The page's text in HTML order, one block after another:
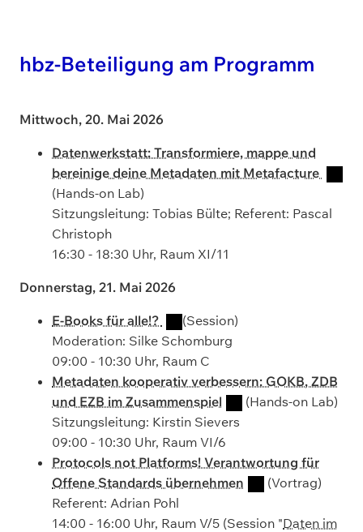
hbz-Beteiligung am Programm
Mittwoch, 20. Mai 2026
Datenwerkstatt: Transformiere, mappe und
bereinige deine Metadaten mit Metafacture
(Hands-on Lab)
Sitzungsleitung: Tobias Bülte; Referent: Pascal
Christoph
16:30 - 18:30 Uhr, Raum XI/11
Donnerstag, 21. Mai 2026
E-Books für alle!?
(Session)
Moderation: Silke Schomburg
09:00 - 10:30 Uhr, Raum C
Metadaten kooperativ verbessern: GOKB, ZDB
und EZB im Zusammenspiel
(Hands-on Lab)
Sitzungsleitung: Kirstin Sievers
09:00 - 10:30 Uhr, Raum VI/6
Protocols not Platforms! Verantwortung für
Offene Standards übernehmen
(Vortrag)
Referent: Adrian Pohl
14:00 - 16:00 Uhr, Raum V/5 (Session "Daten im